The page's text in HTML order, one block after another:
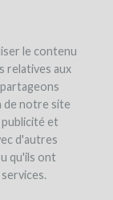
le contenu
relatives aux
de notre site
publicité et
d'autres
qu'ils ont
frais et risques
l'opération